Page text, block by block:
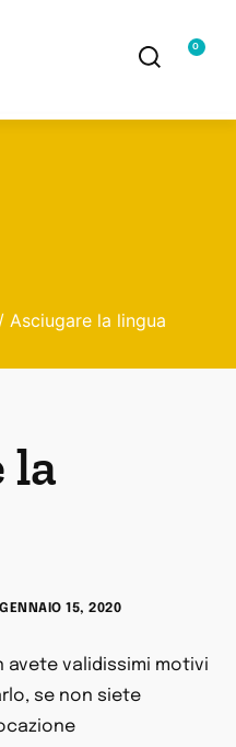
0
/ Asciugare la lingua
la
GENNAIO 15, 2020
avete validissimi motivi
se non siete